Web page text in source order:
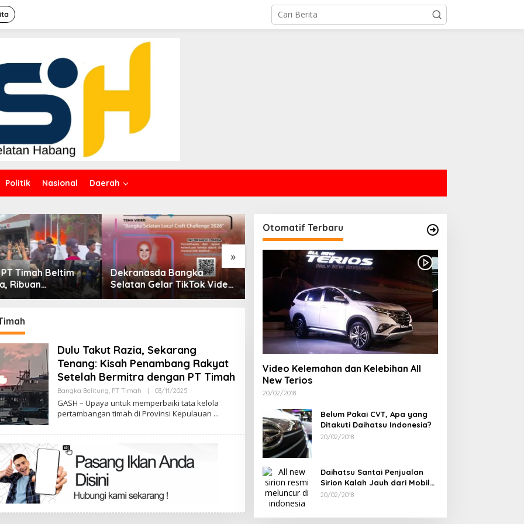
Politik Nasional Daerah
»
Bangka
Gelar TikTok Video
2026
Dalam Rangka HUT ke-50
PT TIMAH, Bulan Bakti di
Jakarta Hadirkan Khitanan
MIND ID dan PT TIMAH
Dampingi Siswa Pemali
Kejar Kampus Impian
Berdiri Sejak 1828
Kelenteng Kwan Ti Miau
Kaposang Rayakan Hari
Jadi, Acara Berlangsung
Meriah
Dulu Takut Razia, Sekarang
Tenang: Kisah Penambang Rakyat
Setelah Bermitra dengan PT Timah
Bangka Belitung, PT Timah 03/11/2025Oleh
GASH – Upaya untuk memperbaiki tata kelola
pertambangan timah di Provinsi Kepulauan
Otomatif Terbaru
Video Kelemahan dan Kelebihan All
New Terios
20/02/2018
Belum Pakai CVT, Apa yang
Ditakuti Daihatsu Indonesia?
20/02/2018
Daihatsu Santai Penjualan
Sirion Kalah Jauh dari Mobil
LCGC
20/02/2018
Terpilih di Musda VI, Rina Tarol